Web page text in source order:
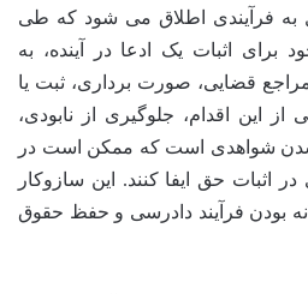
به فرآیندی اطلاق می شود که طی
برای اثبات یک ادعا در آینده، به
قضایی، صورت برداری، ثبت یا
این اقدام، جلوگیری از نابودی،
شدن شواهدی است که ممکن است در
اثبات حق ایفا کنند. این سازوکار
بودن فرآیند دادرسی و حفظ حقوق